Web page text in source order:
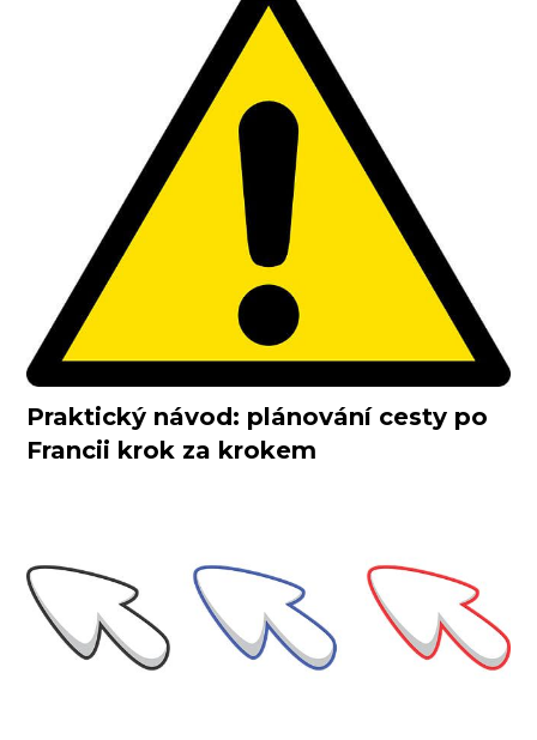
Praktický návod: plánování cesty po
Francii krok za krokem